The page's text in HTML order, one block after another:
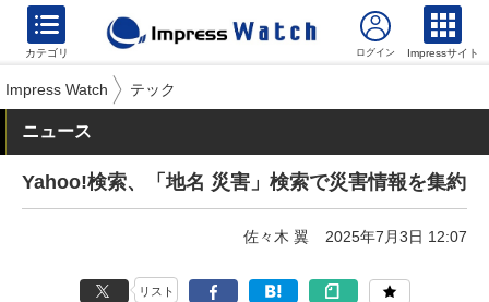
カテゴリ Impressサイト
Impress Watch テック
ニュース
Yahoo!検索、「地名 災害」検索で災害情報を集約
佐々木 翼 2025年7月3日 12:07
リスト